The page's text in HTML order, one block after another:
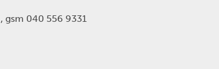
, gsm 040 556 9331